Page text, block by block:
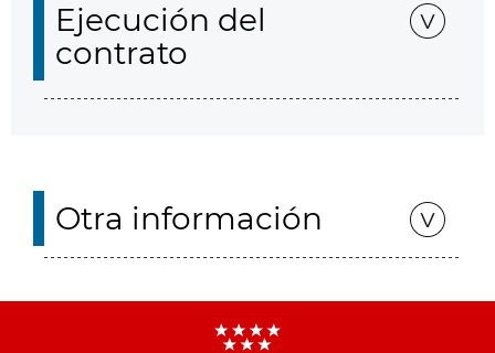
Ejecución del
contrato
Otra información